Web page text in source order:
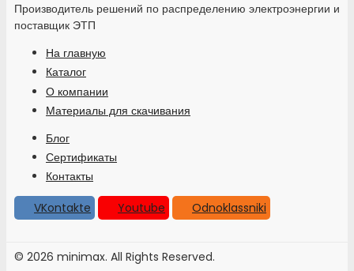
Производитель решений по распределению электроэнергии и
поставщик ЭТП
На главную
Каталог
О компании
Материалы для скачивания
Блог
Сертификаты
Контакты
VKontakte
Youtube Odnoklassniki
© 2026 minimax. All Rights Reserved.